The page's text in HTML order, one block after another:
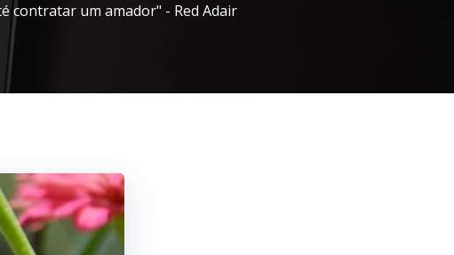
contratar um amador" - Red Adair